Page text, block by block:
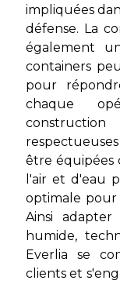
impliquées
défense. La
également
containers
pour
chaque
être équipées
l'air et d'eau
optimale pour
Ainsi
humide,
Everlia se
clients et